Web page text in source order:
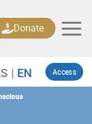
Access
Donate